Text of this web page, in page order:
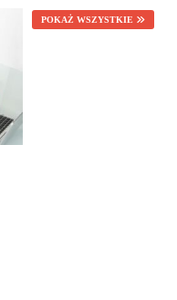
POKAŻ WSZYSTKIE